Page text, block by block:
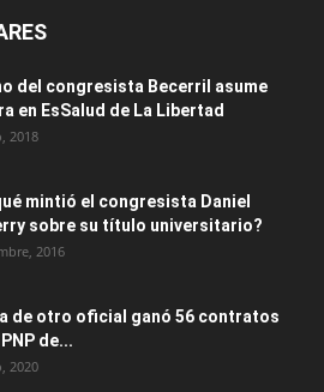
del congresista Becerril asume
en EsSalud de La Libertad
2018
mintió el congresista Daniel
sobre su título universitario?
2016
de otro oficial ganó 56 contratos
de...
2020